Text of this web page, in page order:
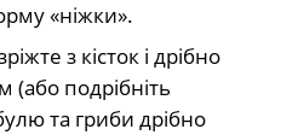
«ніжки».
з кісток і дрібно
подрібніть
та гриби дрібно